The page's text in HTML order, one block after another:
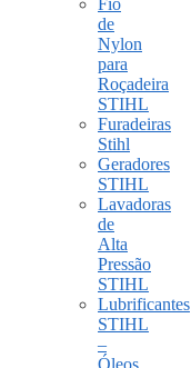
Fio
de
Nylon
para
Roçadeira
STIHL
Furadeiras
Stihl
Geradores
STIHL
Lavadoras
de
Alta
Pressão
STIHL
Lubrificantes
STIHL
–